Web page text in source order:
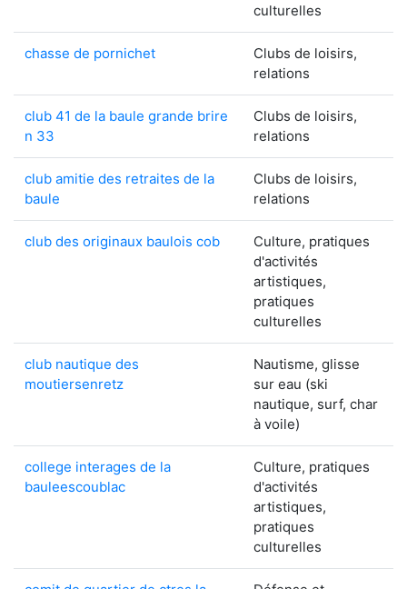
culturelles
chasse de pornichet
Clubs de loisirs,
relations
club 41 de la baule grande brire
n 33
Clubs de loisirs,
relations
club amitie des retraites de la
baule
Clubs de loisirs,
relations
club des originaux baulois cob
Culture, pratiques
d'activités
artistiques,
pratiques
culturelles
club nautique des
moutiersenretz
Nautisme, glisse
sur eau (ski
nautique, surf, char
à voile)
college interages de la
bauleescoublac
Culture, pratiques
d'activités
artistiques,
pratiques
culturelles